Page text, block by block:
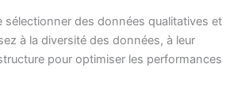
sélectionner des données qualitatives et
à la diversité des données, à leur
pour optimiser les performances